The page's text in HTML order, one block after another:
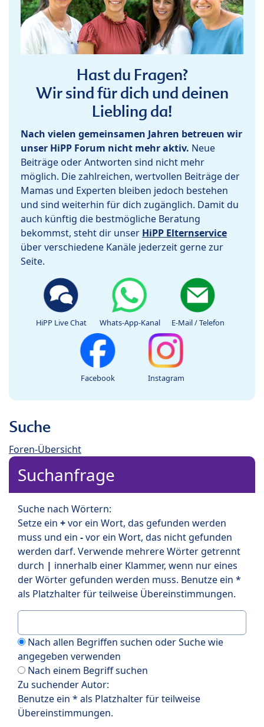
Hast du Fragen?
Wir sind für dich und deinen
Liebling da!
Nach vielen gemeinsamen Jahren betreuen wir
unser HiPP Forum nicht mehr aktiv. Neue
Beiträge oder Antworten sind nicht mehr
möglich. Die zahlreichen, wertvollen Beiträge der
Mamas und Experten bleiben jedoch bestehen
und sind weiterhin für dich zugänglich. Damit du
auch künftig die bestmögliche Beratung
bekommst, steht dir unser HiPP Elternservice
über verschiedene Kanäle jederzeit gerne zur
Seite.
HiPP Live Chat Whats-App-Kanal E-Mail / Telefon
Facebook Instagram
Suche
Foren-Übersicht
Suchanfrage
Suche nach Wörtern:
Setze ein +vor ein Wort, das gefunden werden
muss und ein -vor ein Wort, das nicht gefunden
werden darf. Verwende mehrere Wörter getrennt
durch | innerhalb einer Klammer, wenn nur eines
der Wörter gefunden werden muss. Benutze ein *
als Platzhalter für teilweise Übereinstimmungen.
Nach allen Begriffen suchen oder Suche wie
angegeben verwenden
Nach einem Begriff suchen
Zu suchender Autor:
Benutze ein * als Platzhalter für teilweise
Übereinstimmungen.